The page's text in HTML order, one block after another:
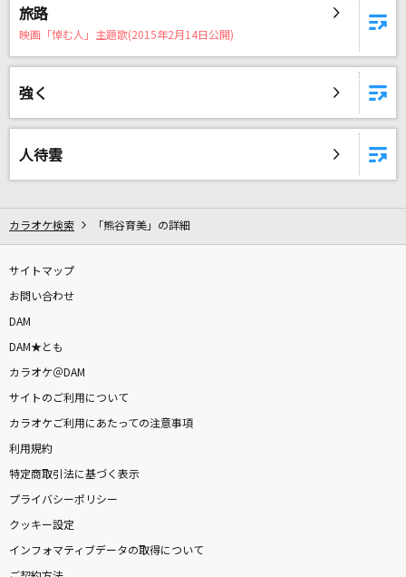
THE BLUE HEARTS
小夜子
会いたくて
Ado
SLAVE.V-V-R
[生音]SISTER
back number
シェリー
旅路
映画「悼む人」主題歌(2015年2月14日公開)
強く
人待雲
カラオケ検索 「熊谷育美」の詳細
サイトマップ
お問い合わせ
DAM
DAM★とも
カラオケ＠DAM
サイトのご利用について
カラオケご利用にあたっての注意事項
利用規約
特定商取引法に基づく表示
プライバシーポリシー
クッキー設定
インフォマティブデータの取得について